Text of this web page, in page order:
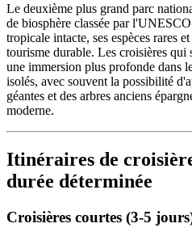
Le deuxième plus grand parc
de biosphère classée par
tropicale intacte, ses espèces rares
tourisme durable. Les croisières
une immersion plus profonde dans
isolés, avec souvent la possibilité
géantes et des arbres anciens
moderne.
Itinéraires de
durée déterminée
Croisières courtes (3-5